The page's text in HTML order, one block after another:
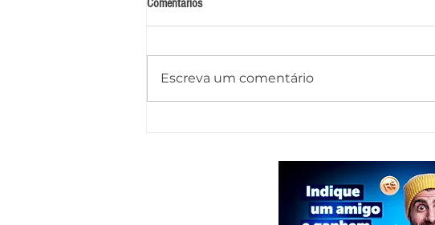
dois feridos em Água Branca
Comentários
Escreva um comentário